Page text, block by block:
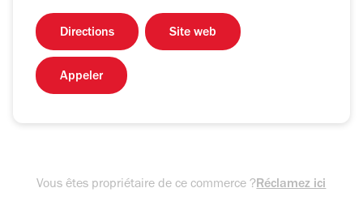
Directions Site web
Appeler
Vous êtes propriétaire de ce commerce ?Réclamez ici